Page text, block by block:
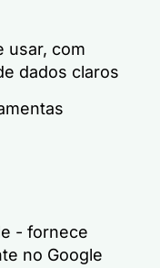
usar, com
dados claros
- fornece
no Google